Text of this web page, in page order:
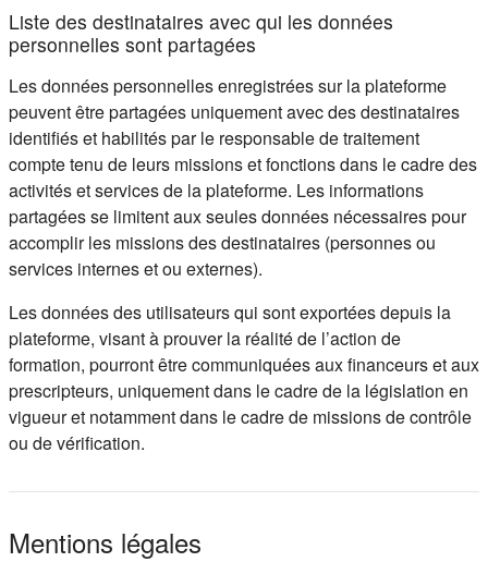
Liste des destinataires avec qui les données
personnelles sont partagées
Les données personnelles enregistrées sur la plateforme
peuvent être partagées uniquement avec des destinataires
identifiés et habilités par le responsable de traitement
compte tenu de leurs missions et fonctions dans le cadre des
activités et services de la plateforme. Les informations
partagées se limitent aux seules données nécessaires pour
accomplir les missions des destinataires (personnes ou
services internes et ou externes).
Les données des utilisateurs qui sont exportées depuis la
plateforme, visant à prouver la réalité de l’action de
formation, pourront être communiquées aux financeurs et aux
prescripteurs, uniquement dans le cadre de la législation en
vigueur et notamment dans le cadre de missions de contrôle
ou de vérification.
Mentions légales